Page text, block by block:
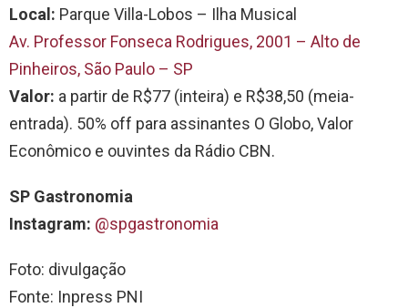
Local: Parque Villa-Lobos – Ilha Musical
Av. Professor Fonseca Rodrigues, 2001 – Alto de
Pinheiros, São Paulo – SP
Valor: a partir de R$77 (inteira) e R$38,50 (meia-
entrada). 50% off para assinantes O Globo, Valor
Econômico e ouvintes da Rádio CBN.
SP Gastronomia
Instagram: @spgastronomia
Foto: divulgação
Fonte: Inpress PNI